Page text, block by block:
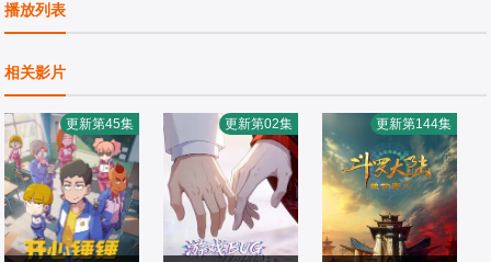
播放列表
相关影片
更新第45集 更新第02集 更新第144集